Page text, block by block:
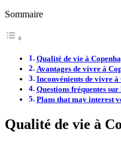
Sommaire
Qualité de vie à
Avantages de vivre à
Inconvénients de vivre à
Questions fréquentes
Plans that may interest
Qualité de vie à